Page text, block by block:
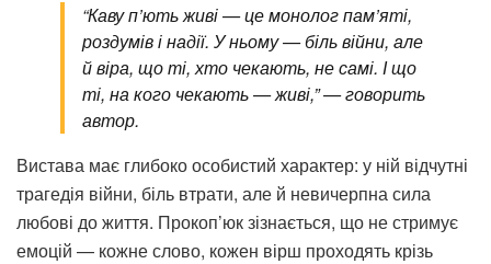
“Каву п’ють живі — це монолог пам’яті,
роздумів і надії. У ньому — біль війни, але
й віра, що ті, хто чекають, не самі. І що
ті, на кого чекають — живі,” — говорить
автор.
Вистава має глибоко особистий характер: у ній відчутні
трагедія війни, біль втрати, але й невичерпна сила
любові до життя. Прокоп’юк зізнається, що не стримує
емоцій — кожне слово, кожен вірш проходять крізь